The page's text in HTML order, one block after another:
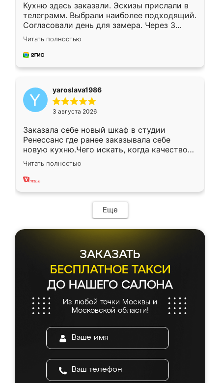
Кухню здесь заказали. Эскизы прислали в
телеграмм. Выбрали наиболее подходящий.
Согласовали день для замера. Через 3
недели кухня была уже готова. Остались
довольны работой. Спасибо Ренессанс
мебель за качественную работу!
Читать полностью
yaroslava1986
3 августа 2026
Заказала себе новый шкаф в студии
Ренессанс где ранее заказывала себе
новую кухню.Чего искать, когда качеством
вполне довольна. Служит кухня уже почти
два года, нареканий нет.
Читать полностью
Еще
ЗАКАЗАТЬ
БЕСПЛАТНОЕ ТАКСИ
ДО НАШЕГО САЛОНА
Из любой точки Москвы и
Московской области!